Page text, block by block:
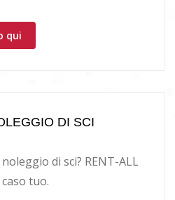
qui
DI SCI
di sci? RENT-ALL
tuo.